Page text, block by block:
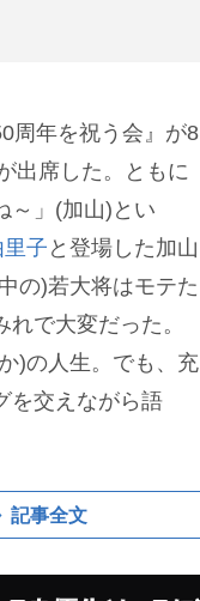
周年を祝う会』が8
出席した。ともに
～」(加山)とい
子と登場した加山
の)若大将はモテた
で大変だった。
)の人生。でも、充
を交えながら語
記事全文